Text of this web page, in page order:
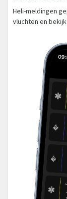
Heli-meldingen
vluchten en